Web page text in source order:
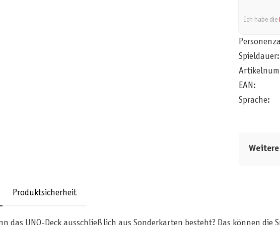
Ich habe die
Spieldauer:
EAN:
Sprache:
Produktsicherheit
das UNO-Deck ausschließlich aus Sonderkarten besteht? Das können